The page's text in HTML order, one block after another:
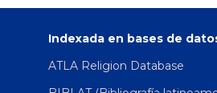
Indexada en bases de
ATLA Religion Database